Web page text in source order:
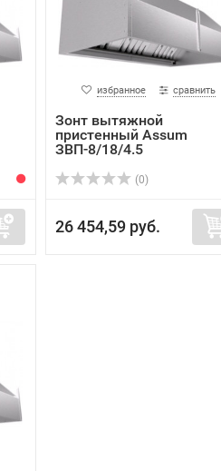
избранное сравнить
Зонт вытяжной
пристенный Assum
ЗВП-8/18/4.5
(0)
26 454,59 руб.